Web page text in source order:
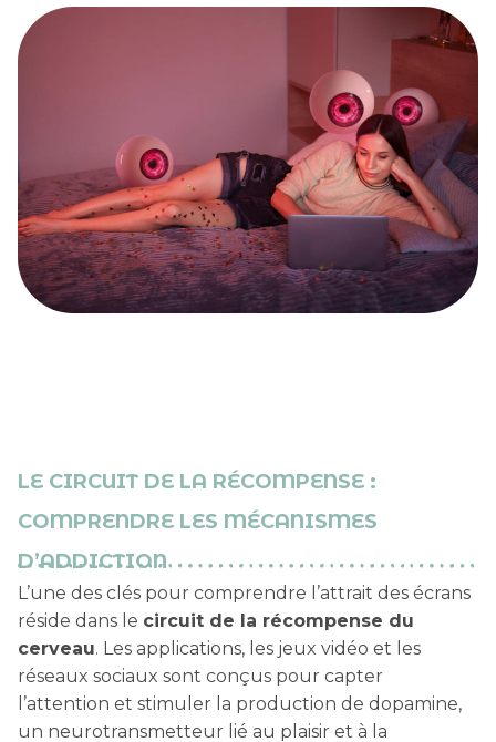
LE CIRCUIT DE LA RÉCOMPENSE :
COMPRENDRE LES MÉCANISMES
D’ADDICTION
L’une des clés pour comprendre l’attrait des écrans
réside dans le circuit de la récompense du
cerveau. Les applications, les jeux vidéo et les
réseaux sociaux sont conçus pour capter
l’attention et stimuler la production de dopamine,
un neurotransmetteur lié au plaisir et à la